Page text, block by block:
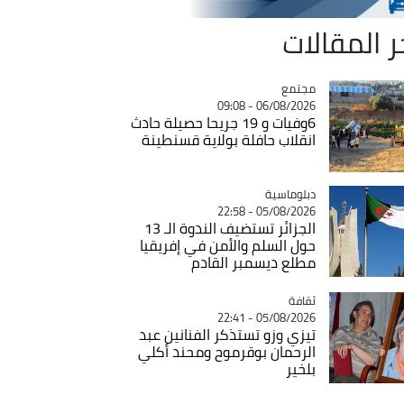
المقالات
Catégorie
مجتمع
06/08/2026 - 09:08
6وفيات و 19 جريحا حصيلة حادث
انقلاب حافلة بولاية قسنطينة
Catégorie
دبلوماسية
05/08/2026 - 22:58
الجزائر تستضيف الندوة الـ 13
حول السلم والأمن في إفريقيا
مطلع ديسمبر القادم
Catégorie
ثقافة
05/08/2026 - 22:41
تيزي وزو تستذكر الفنانين عبد
الرحمان بوقرموح ومحند أكلي
بلخير